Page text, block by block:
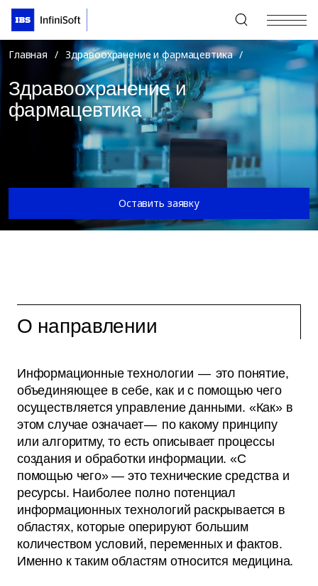
+7 (495) 967-80-80
Главная / Здравоохранение и фармацевтика /
Здравоохранение и
фармацевтика
Оставить заявку
О направлении
Информационные технологии — это понятие,
объединяющее в себе, как и с помощью чего
осуществляется управление данными. «Как» в
этом случае означает — по какому принципу
или алгоритму, то есть описывает процессы
создания и обработки информации. «С
помощью чего» — это технические средства и
ресурсы. Наиболее полно потенциал
информационных технологий раскрывается в
областях, которые оперируют большим
количеством условий, переменных и фактов.
Именно к таким областям относится медицина.